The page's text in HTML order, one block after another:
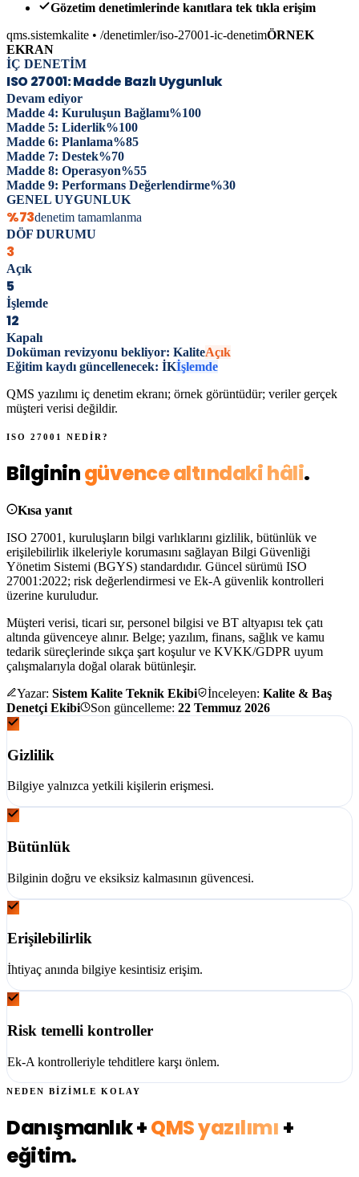
Gözetim denetimlerinde kanıtlara tek tıkla erişim
qms.sistemkalite • /denetimler/iso-27001-ic-denetimÖRNEK
EKRAN
İÇ DENETİM
ISO 27001: Madde Bazlı Uygunluk
Devam ediyor
Madde 4: Kuruluşun Bağlamı%100
Madde 5: Liderlik%100
Madde 6: Planlama%85
Madde 7: Destek%70
Madde 8: Operasyon%55
Madde 9: Performans Değerlendirme%30
GENEL UYGUNLUK
%73denetim tamamlanma
DÖF DURUMU
3
Açık
5
İşlemde
12
Kapalı
Doküman revizyonu bekliyor: KaliteAçık
Eğitim kaydı güncellenecek: İKİşlemde
QMS yazılımı iç denetim ekranı; örnek görüntüdür; veriler gerçek
müşteri verisi değildir.
ISO 27001 NEDİR?
Bilginingüvence altındaki hâli.
Kısa yanıt
ISO 27001, kuruluşların bilgi varlıklarını gizlilik, bütünlük ve
erişilebilirlik ilkeleriyle korumasını sağlayan Bilgi Güvenliği
Yönetim Sistemi (BGYS) standardıdır. Güncel sürümü ISO
27001:2022; risk değerlendirmesi ve Ek-A güvenlik kontrolleri
üzerine kuruludur.
Müşteri verisi, ticari sır, personel bilgisi ve BT altyapısı tek çatı
altında güvenceye alınır. Belge; yazılım, finans, sağlık ve kamu
tedarik süreçlerinde sıkça şart koşulur ve KVKK/GDPR uyum
çalışmalarıyla doğal olarak bütünleşir.
Yazar: Sistem Kalite Teknik Ekibi İnceleyen: Kalite & Baş
Denetçi Ekibi
Son güncelleme: 22 Temmuz 2026
Gizlilik
Bilgiye yalnızca yetkili kişilerin erişmesi.
Bütünlük
Bilginin doğru ve eksiksiz kalmasının güvencesi.
Erişilebilirlik
İhtiyaç anında bilgiye kesintisiz erişim.
Risk temelli kontroller
Ek-A kontrolleriyle tehditlere karşı önlem.
NEDEN BİZİMLE KOLAY
Danışmanlık +QMS yazılımı +
eğitim.